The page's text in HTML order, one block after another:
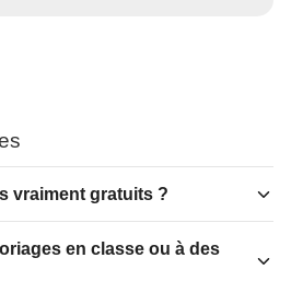
vraiment gratuits ?
en classe ou à des